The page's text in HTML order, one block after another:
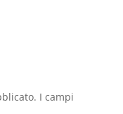
I campi